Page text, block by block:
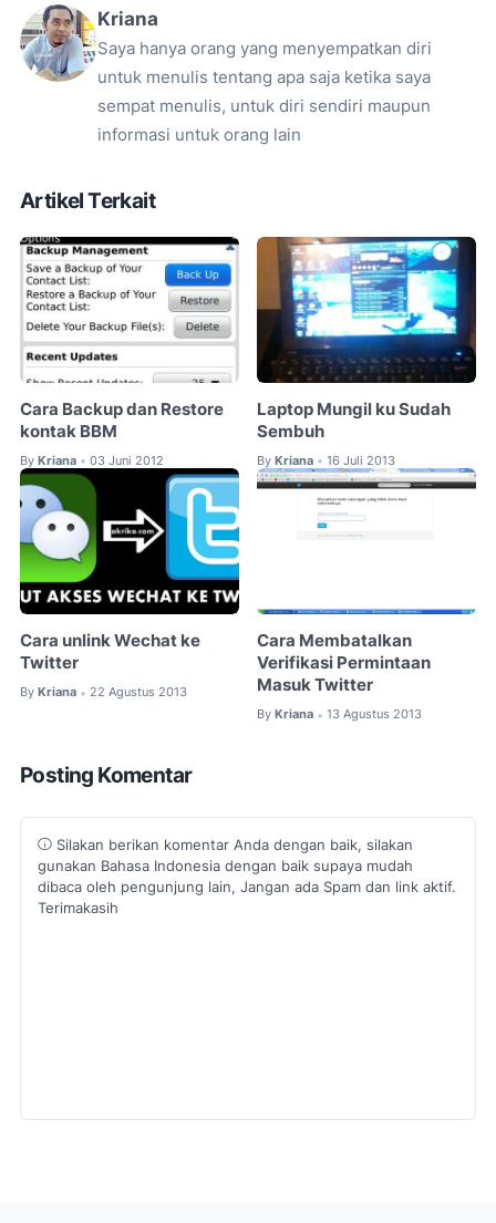
Kriana
Saya hanya orang yang menyempatkan diri
untuk menulis tentang apa saja ketika saya
sempat menulis, untuk diri sendiri maupun
informasi untuk orang lain
Artikel Terkait
Cara Backup dan Restore
kontak BBM
By Kriana • 03 Juni 2012
Laptop Mungil ku Sudah
Sembuh
By Kriana • 16 Juli 2013
Cara unlink Wechat ke
Twitter
By Kriana • 22 Agustus 2013
Cara Membatalkan
Verifikasi Permintaan
Masuk Twitter
By Kriana • 13 Agustus 2013
Posting Komentar
Silakan berikan komentar Anda dengan baik, silakan
gunakan Bahasa Indonesia dengan baik supaya mudah
dibaca oleh pengunjung lain, Jangan ada Spam dan link aktif.
Terimakasih